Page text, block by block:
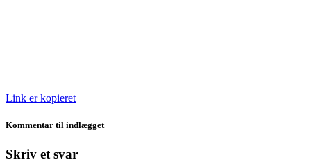
Link er kopieret
Kommentar til indlægget
Skriv et svar